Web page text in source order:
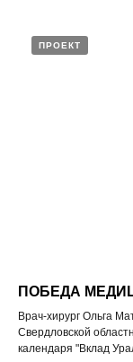
ПРОЕКТ
ПОБЕДА
Врач-хирург Ольга
Свердловской
календаря "Вклад